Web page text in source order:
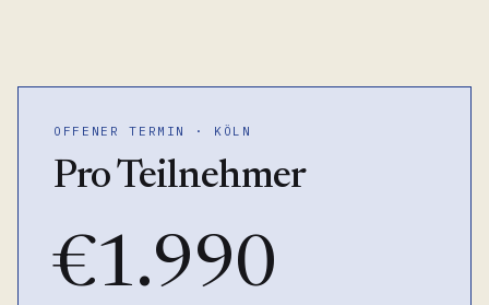
OFFENER TERMIN · KÖLN
Pro Teilnehmer
€1.990